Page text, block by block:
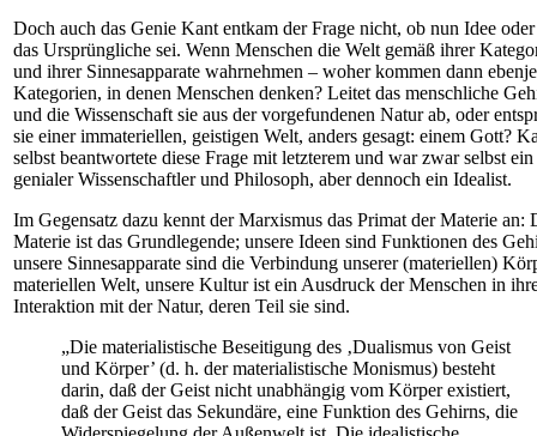
Doch auch das Genie Kant entkam der Frage nicht, ob nun Idee
das Ursprüngliche sei. Wenn Menschen die Welt gemäß ihrer
und ihrer Sinnesapparate wahrnehmen – woher kommen dann
Kategorien, in denen Menschen denken? Leitet das menschliche
und die Wissenschaft sie aus der vorgefundenen Natur ab, oder
sie einer immateriellen, geistigen Welt, anders gesagt: einem Gott?
selbst beantwortete diese Frage mit letzterem und war zwar selbst ein
genialer Wissenschaftler und Philosoph, aber dennoch ein Idealist.
Im Gegensatz dazu kennt der Marxismus das Primat der Materie an:
Materie ist das Grundlegende; unsere Ideen sind Funktionen des
unsere Sinnesapparate sind die Verbindung unserer (materiellen)
materiellen Welt, unsere Kultur ist ein Ausdruck der Menschen in
Interaktion mit der Natur, deren Teil sie sind.
„Die materialistische Beseitigung des ‚Dualismus von Geist
und Körper’ (d. h. der materialistische Monismus) besteht
darin, daß der Geist nicht unabhängig vom Körper existiert,
daß der Geist das Sekundäre, eine Funktion des Gehirns, die